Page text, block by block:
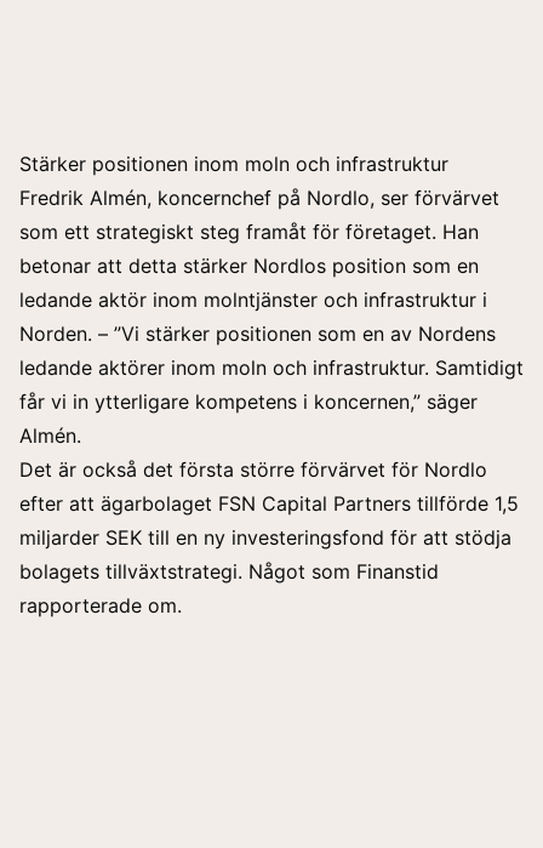
Stärker positionen inom moln och infrastruktur
Fredrik Almén, koncernchef på Nordlo, ser förvärvet
som ett strategiskt steg framåt för företaget. Han
betonar att detta stärker Nordlos position som en
ledande aktör inom molntjänster och infrastruktur i
Norden. – ”Vi stärker positionen som en av Nordens
ledande aktörer inom moln och infrastruktur. Samtidigt
får vi in ytterligare kompetens i koncernen,” säger
Almén.
Det är också det första större förvärvet för Nordlo
efter att ägarbolaget FSN Capital Partners tillförde 1,5
miljarder SEK till en ny investeringsfond för att stödja
bolagets tillväxtstrategi. Något som Finanstid
rapporterade om.